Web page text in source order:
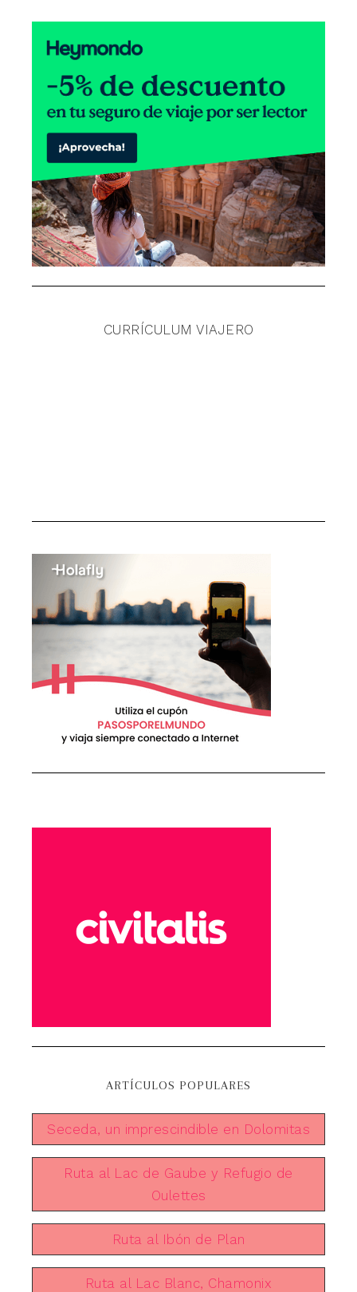
CURRÍCULUM VIAJERO
ARTÍCULOS POPULARES
Seceda, un imprescindible en Dolomitas
Ruta al Lac de Gaube y Refugio de
Oulettes
Ruta al Ibón de Plan
Ruta al Lac Blanc, Chamonix